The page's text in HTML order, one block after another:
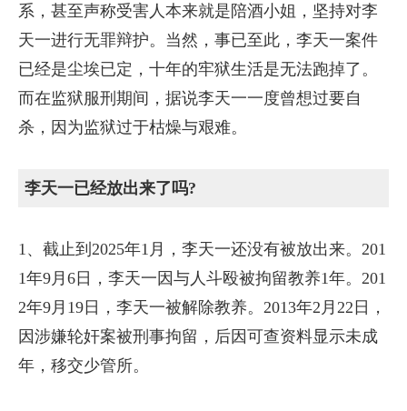
系，甚至声称受害人本来就是陪酒小姐，坚持对李
天一进行无罪辩护。当然，事已至此，李天一案件
已经是尘埃已定，十年的牢狱生活是无法跑掉了。
而在监狱服刑期间，据说李天一一度曾想过要自
杀，因为监狱过于枯燥与艰难。
李天一已经放出来了吗?
1、截止到2025年1月，李天一还没有被放出来。201
1年9月6日，李天一因与人斗殴被拘留教养1年。201
2年9月19日，李天一被解除教养。2013年2月22日，
因涉嫌轮奸案被刑事拘留，后因可查资料显示未成
年，移交少管所。